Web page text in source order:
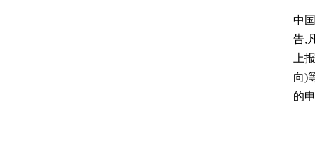
中
告,
上
向)
的
(